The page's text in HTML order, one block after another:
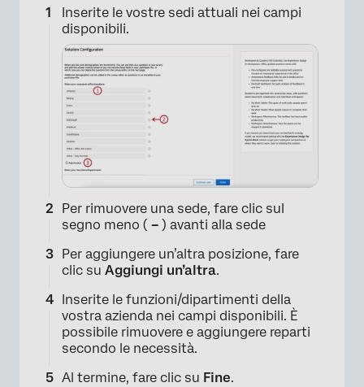
Inserite le vostre sedi attuali nei campi
disponibili.
Per rimuovere una sede, fare clic sul
segno meno ( – ) avanti alla sede
Per aggiungere un’altra posizione, fare
clic su Aggiungi un’altra.
Inserite le funzioni/dipartimenti della
vostra azienda nei campi disponibili. È
possibile rimuovere e aggiungere reparti
secondo le necessità.
Al termine, fare clic su Fine.